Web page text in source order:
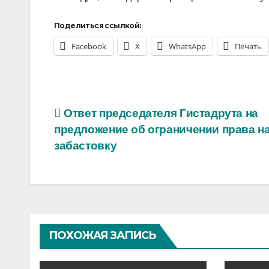
Поделиться ссылкой:
Facebook X WhatsApp Печать
Навигация
по
Ответ председателя Гистадрута на
предложение об ограничении права
забастовку
ПОХОЖАЯ ЗАПИСЬ